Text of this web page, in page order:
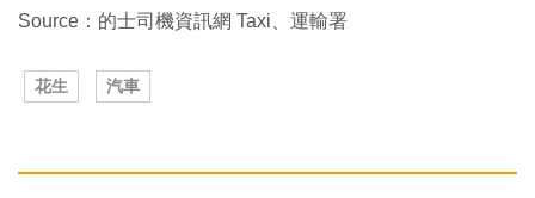
Source：的士司機資訊網 Taxi、運輸署
花生 汽車